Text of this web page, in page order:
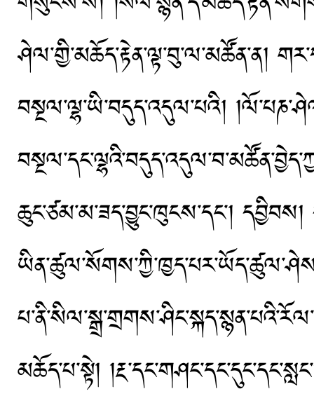
ཤེལ་གྱི་མཆོད་རྟེན་ལྟ་བུ་ལ་མཚོན་ན།
བསྔལ་ལྷ་ཡི་བདུད་འདུལ་པའི།
ཆུང་ཙམ་མ་ཟད་བྱུང་ཁུངས་དང་།
མཆོད་པ་སྟེ།